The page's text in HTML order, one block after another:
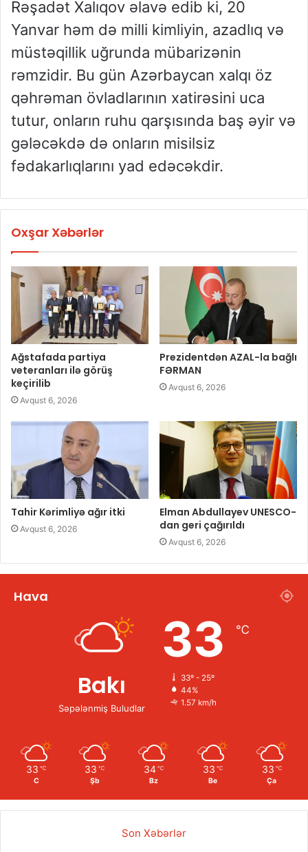
Rəşadət Xalıqov əlavə edib ki, 20
Yanvar həm də milli kimliyin, azadlıq və
müstəqillik uğrunda mübarizənin
rəmzidir. Bu gün Azərbaycan xalqı öz
qəhrəman övladlarının xatirəsini uca
tutur, onların ruhu qarşısında baş əyir və
gələcəkdə də onların misilsiz
fədakarlıqlarını yad edəcəkdir.
Oxşar Xəbərlər
Ağstafada partiya
veteranları ilə görüş
keçirilib
Avqust 6, 2026
Prezidentdən AZAL-la bağlı
FƏRMAN
Avqust 6, 2026
Tahir Kərimliyə ağır itki
Avqust 6, 2026
Elman Abdullayev UNESCO-
dan geri çağırıldı
Avqust 6, 2026
Hava
Bakı
Səpələnmiş Buludlar
33 ℃
33º - 25º
44%
1.57 km/h
33 ℃
C
33 ℃
Şb
34 ℃
Bz
33 ℃
Be
33 ℃
Ça
Son Xəbərlər